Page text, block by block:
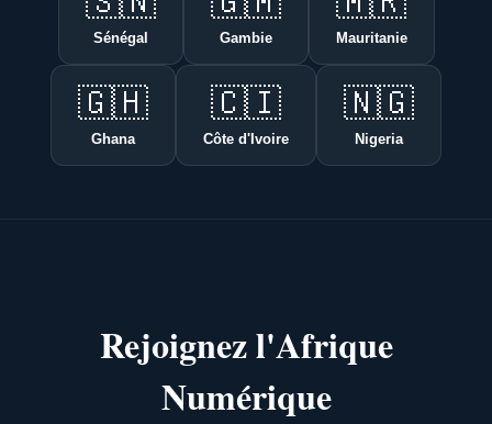
Sénégal Gambie Mauritanie
🇬🇭
Ghana
🇨🇮
Côte d'Ivoire
🇳🇬
Nigeria
Rejoignez l'Afrique
Numérique